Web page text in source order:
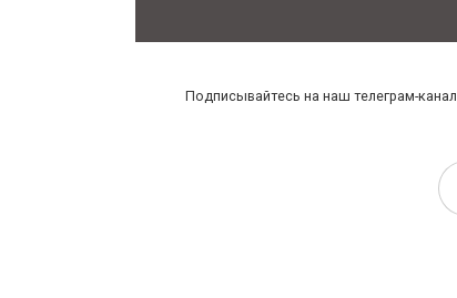
Подписывайтесь на наш телеграм-канал